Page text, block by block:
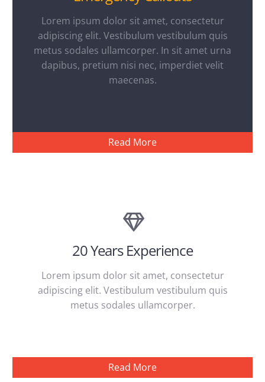
Lorem ipsum dolor sit amet, consectetur
adipiscing elit. Vestibulum vestibulum quis
metus sodales ullamcorper. In sit amet urna
dapibus, pretium nisi nec, imperdiet velit
maecenas.
Read More
20 Years Experience
Lorem ipsum dolor sit amet, consectetur
adipiscing elit. Vestibulum vestibulum quis
metus sodales ullamcorper.
Read More